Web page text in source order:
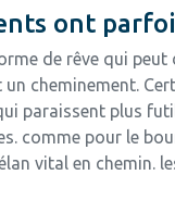
ont
de rêve qui peut
cheminement.
paraissent plus
comme pour le
vital en chemin.